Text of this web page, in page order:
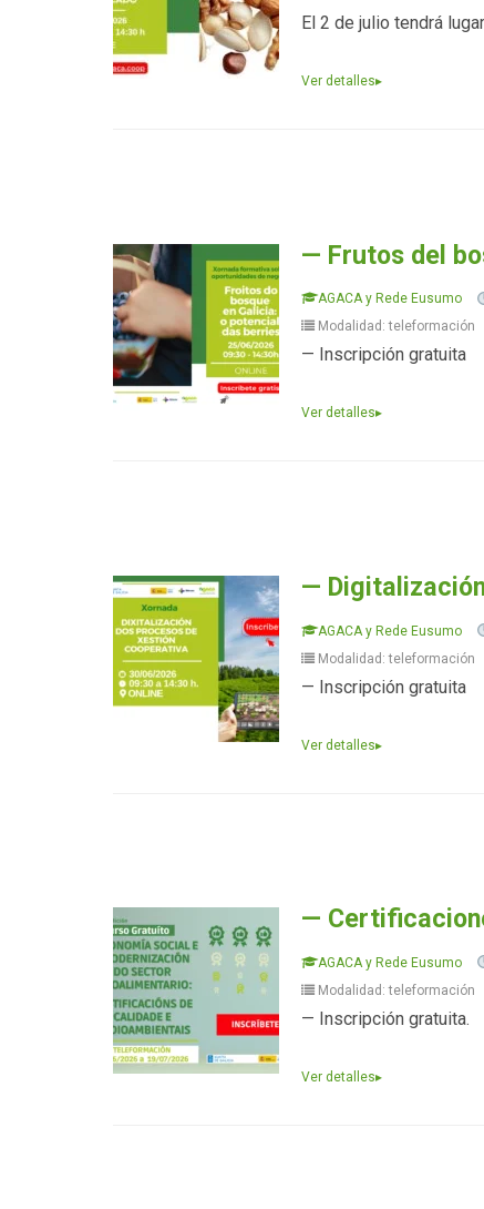
El 2 de julio tendrá
Ver detalles▸
— Frutos del
AGACA y Rede Eusumo
Modalidad: teleformación
— Inscripción gratuita
Ver detalles▸
—
AGACA y Rede Eusumo
Modalidad: teleformación
— Inscripción gratuita
Ver detalles▸
—
AGACA y Rede Eusumo
Modalidad: teleformación
— Inscripción gratuita.
Ver detalles▸